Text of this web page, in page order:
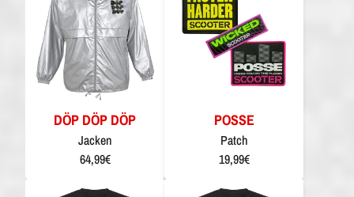
DÖP DÖP DÖP
Jacken
64,99€
POSSE
Patch
19,99€